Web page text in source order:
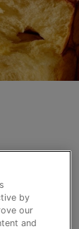
prêt à
briochés
est
by
our
and